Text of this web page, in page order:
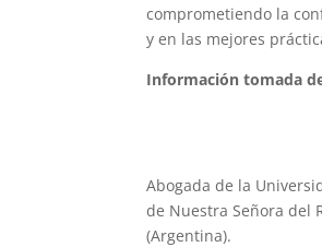
comprometiendo la
y en las mejores
Información tomada
Abogada de la
de Nuestra Señora del
(Argentina).